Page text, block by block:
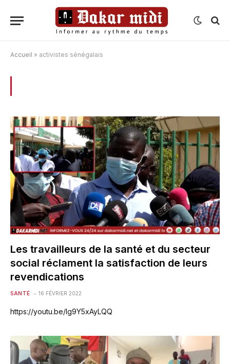
Accueil » activistes sénégalais
Les travailleurs de la santé et du secteur
social réclament la satisfaction de leurs
revendications
SANTÉ 16 FÉVRIER 2022
https://youtu.be/Ig9Y5xAyLQQ